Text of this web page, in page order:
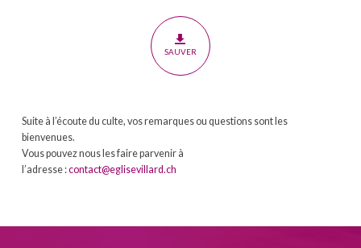
SAUVER
Suite à l’écoute du culte, vos remarques ou questions sont les
bienvenues.
Vous pouvez nous les faire parvenir à
l’adresse :contact@eglisevillard.ch